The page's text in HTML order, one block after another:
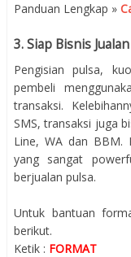
Panduan Lengkap »
3. Siap Bisnis
Pengisian pulsa,
pembeli
transaksi.
SMS, transaksi juga
Line, WA dan BBM.
yang sangat
berjualan pulsa.
Untuk bantuan
berikut.
Ketik : FORMAT